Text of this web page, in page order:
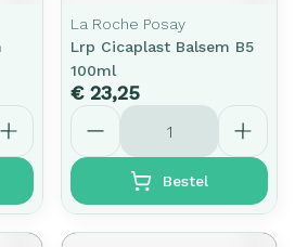
La Roche Posay
Lrp Cicaplast Balsem B5
100ml
€ 23,25
Aantal
Bestel